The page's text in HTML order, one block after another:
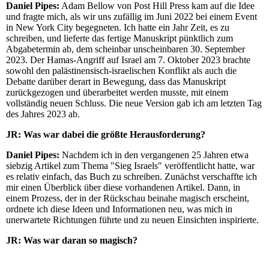
Daniel Pipes: Adam Bellow von Post Hill Press kam auf die Idee
und fragte mich, als wir uns zufällig im Juni 2022 bei einem Event
in New York City begegneten. Ich hatte ein Jahr Zeit, es zu
schreiben, und lieferte das fertige Manuskript pünktlich zum
Abgabetermin ab, dem scheinbar unscheinbaren 30. September
2023. Der Hamas-Angriff auf Israel am 7. Oktober 2023 brachte
sowohl den palästinensisch-israelischen Konflikt als auch die
Debatte darüber derart in Bewegung, dass das Manuskript
zurückgezogen und überarbeitet werden musste, mit einem
vollständig neuen Schluss. Die neue Version gab ich am letzten Tag
des Jahres 2023 ab.
JR: Was war dabei die größte Herausforderung?
Daniel Pipes: Nachdem ich in den vergangenen 25 Jahren etwa
siebzig Artikel zum Thema "Sieg Israels" veröffentlicht hatte, war
es relativ einfach, das Buch zu schreiben. Zunächst verschaffte ich
mir einen Überblick über diese vorhandenen Artikel. Dann, in
einem Prozess, der in der Rückschau beinahe magisch erscheint,
ordnete ich diese Ideen und Informationen neu, was mich in
unerwartete Richtungen führte und zu neuen Einsichten inspirierte.
JR: Was war daran so magisch?